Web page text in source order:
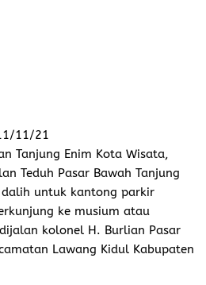
11/21
Tanjung Enim Kota Wisata,
Teduh Pasar Bawah Tanjung
untuk kantong parkir
ke musium atau
kolonel H. Burlian Pasar
Lawang Kidul Kabupaten